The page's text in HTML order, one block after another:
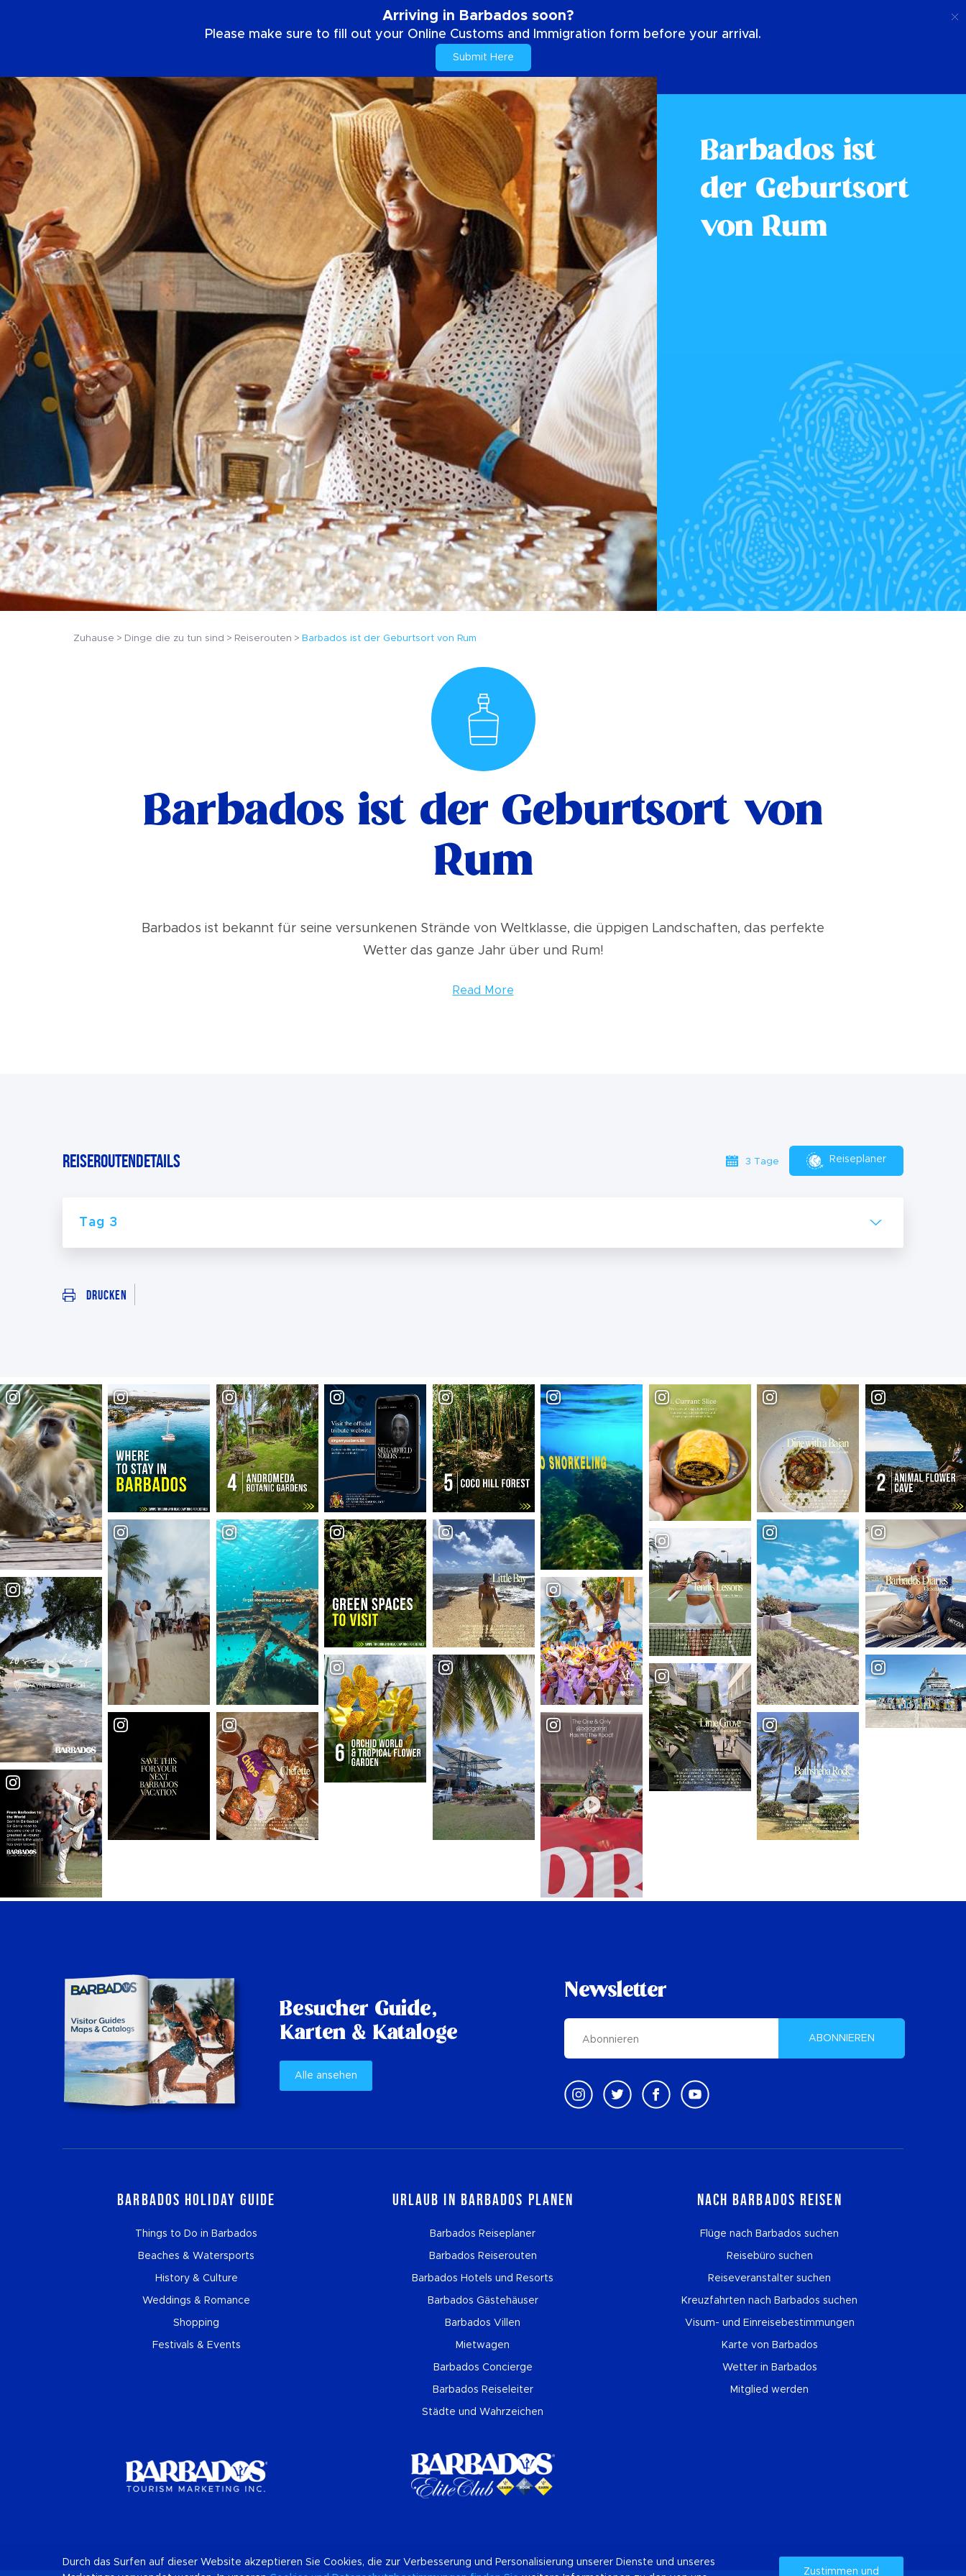
Arriving in Barbados soon?
Please make sure to fill out your Online Customs and Immigration form before your arrival.
Submit Here
Barbados ist
der Geburtsort
von Rum
Zuhause Dinge die zu tun sind Reiserouten Barbados ist der Geburtsort von Rum
Barbados ist der Geburtsort von
Rum
Barbados ist bekannt für seine versunkenen Strände von Weltklasse, die üppigen Landschaften, das perfekte
Wetter das ganze Jahr über und Rum!
Read More
Reiseroutendetails 3 Tage Reiseplaner
Tag 3
Drucken
Besucher Guide,
Karten & Kataloge
Alle ansehen
Newsletter
ABONNIEREN
Barbados Holiday Guide
Things to Do in Barbados
Beaches & Watersports
History & Culture
Weddings & Romance
Shopping
Festivals & Events
Urlaub in Barbados planen
Barbados Reiseplaner
Barbados Reiserouten
Barbados Hotels und Resorts
Barbados Gästehäuser
Barbados Villen
Mietwagen
Barbados Concierge
Barbados Reiseleiter
Städte und Wahrzeichen
Nach Barbados reisen
Flüge nach Barbados suchen
Reisebüro suchen
Reiseveranstalter suchen
Kreuzfahrten nach Barbados suchen
Visum- und Einreisebestimmungen
Karte von Barbados
Wetter in Barbados
Mitglied werden
Durch das Surfen auf dieser Website akzeptieren Sie Cookies, die zur Verbesserung und Personalisierung unserer Dienste und unseres
Zustimmen und